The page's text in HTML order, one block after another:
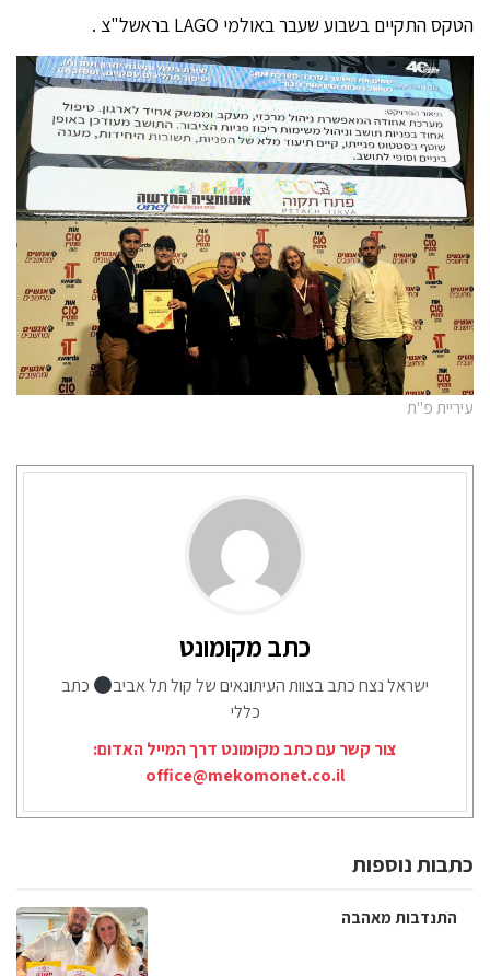
הטקס התקיים בשבוע שעבר באולמי LAGO בראשל"צ .
עיריית פ"ת
כתב מקומונט
ישראל נצח כתב בצוות העיתונאים של קול תל אביב
כתב
כללי
צור קשר עם כתב מקומונט דרך המייל האדום:
office@mekomonet.co.il
כתבות נוספות
התנדבות מאהבה